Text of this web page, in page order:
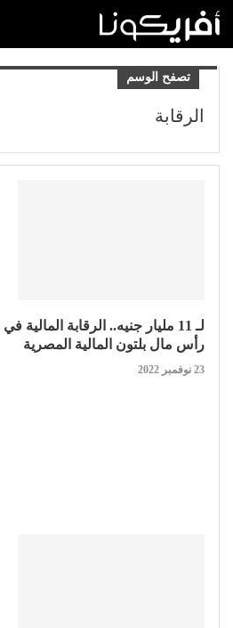
تصفح الوسم
الرقابة
لـ 11 مليار جنيه.. الرقابة
رأس مال بلتون المالية المصرية
23 نوفمبر 2022